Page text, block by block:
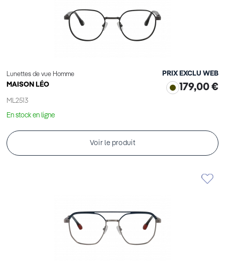
Lunettes de vue Homme
MAISON LÉO
ML2513
PRIX EXCLU WEB
179,00 €
En stock en ligne
Voir le produit